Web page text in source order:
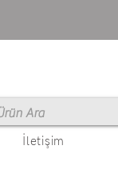
İletişim